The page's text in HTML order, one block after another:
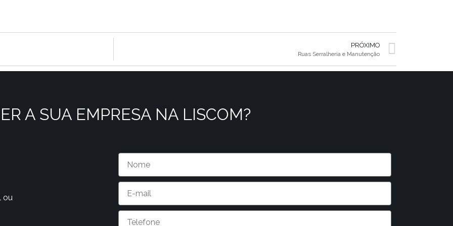
PRÓXIMO
Ruas Serralheria e Manutenção
A SUA EMPRESA NA LISCOM?
ou